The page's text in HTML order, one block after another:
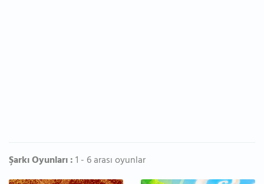
Şarkı Oyunları :1 - 6 arası oyunlar